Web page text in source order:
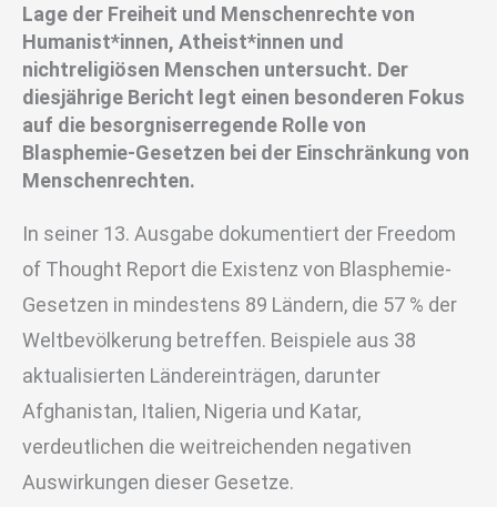
Lage der Freiheit und Menschenrechte von
Humanist*innen, Atheist*innen und
nichtreligiösen Menschen untersucht. Der
diesjährige Bericht legt einen besonderen Fokus
auf die besorgniserregende Rolle von
Blasphemie-Gesetzen bei der Einschränkung von
Menschenrechten.
In seiner 13. Ausgabe dokumentiert der Freedom
of Thought Report die Existenz von Blasphemie-
Gesetzen in mindestens 89 Ländern, die 57 % der
Weltbevölkerung betreffen. Beispiele aus 38
aktualisierten Ländereinträgen, darunter
Afghanistan, Italien, Nigeria und Katar,
verdeutlichen die weitreichenden negativen
Auswirkungen dieser Gesetze.